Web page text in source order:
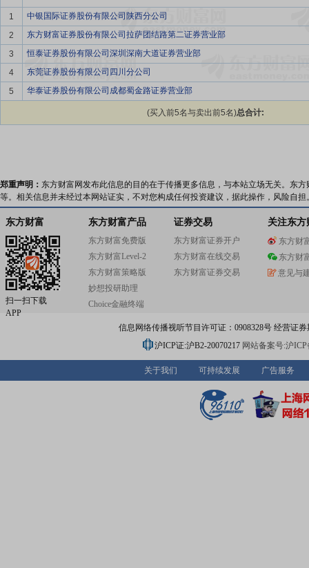
1
中银国际证券股份有限公司陕西分公司
2
东方财富证券股份有限公司拉萨团结路第二证券营业部
3
恒泰证券股份有限公司深圳深南大道证券营业部
4
东莞证券股份有限公司四川分公司
5
华泰证券股份有限公司成都蜀金路证券营业部
(买入前5名与卖出前5名)总合计:
郑重声明： 东方财富网发布此信息的目的在于传播更多信息，与本站立场无关。东
等。相关信息并未经过本网站证实，不对您构成任何投资建议，据此操作，风险自担